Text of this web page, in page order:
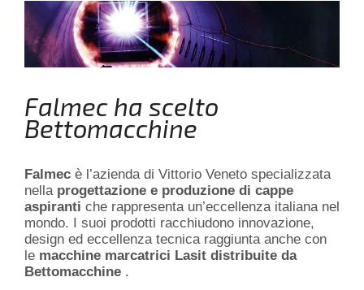
Falmec ha scelto
Bettomacchine
Falmec è l’azienda di Vittorio Veneto specializzata
nella progettazione e produzione di cappe
aspiranti che rappresenta un’eccellenza italiana nel
mondo. I suoi prodotti racchiudono innovazione,
design ed eccellenza tecnica raggiunta anche con
le macchine marcatrici Lasit distribuite da
Bettomacchine .